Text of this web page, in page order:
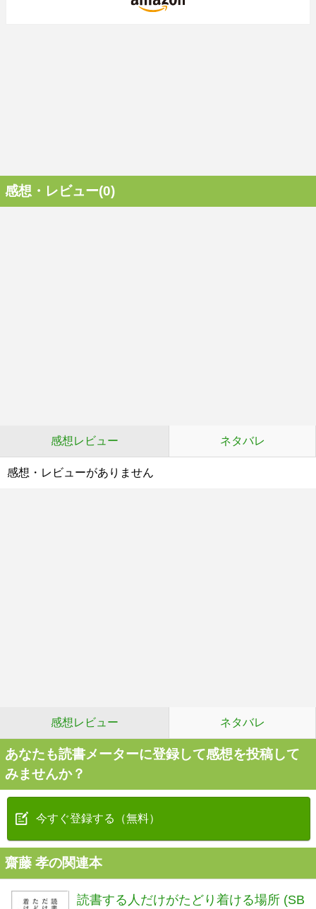
感想・レビュー(0)
感想レビュー ネタバレ
感想・レビューがありません
感想レビュー ネタバレ
あなたも読書メーターに登録して感想を投稿して
みませんか？
今すぐ登録する（無料）
齋藤 孝の関連本
読書する人だけがたどり着ける場所 (SB